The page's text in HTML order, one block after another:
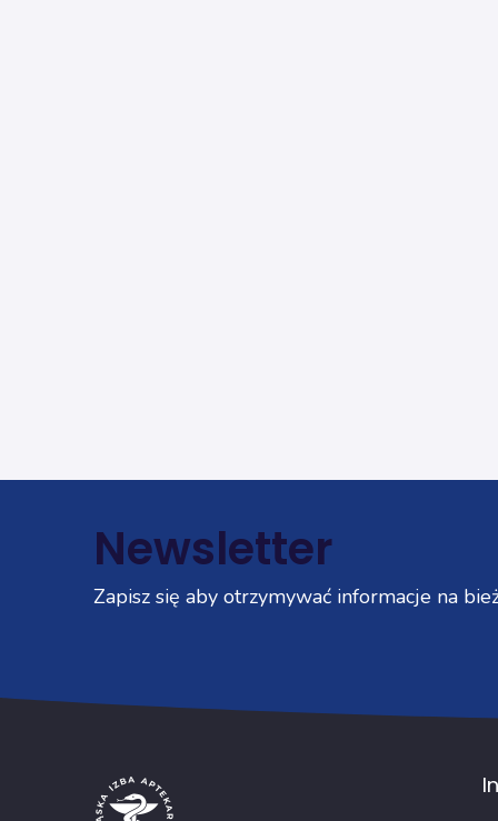
Newsletter
Zapisz się aby otrzymywać informacje na